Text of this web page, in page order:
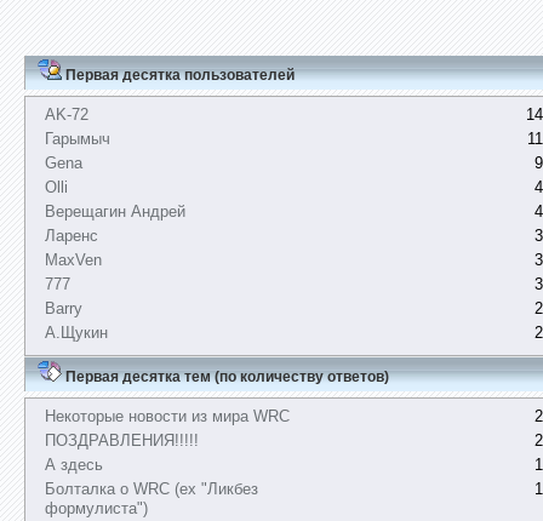
Первая десятка пользователей
AK-72
Гарымыч
Gena
Olli
Верещагин Андрей
Ларенс
MaxVen
777
Barry
А.Щукин
Первая десятка тем (по количеству ответов)
Некоторые новости из мира WRC
ПОЗДРАВЛЕНИЯ!!!!!
А здесь
Болталка о WRC (ex "Ликбез
формулиста")